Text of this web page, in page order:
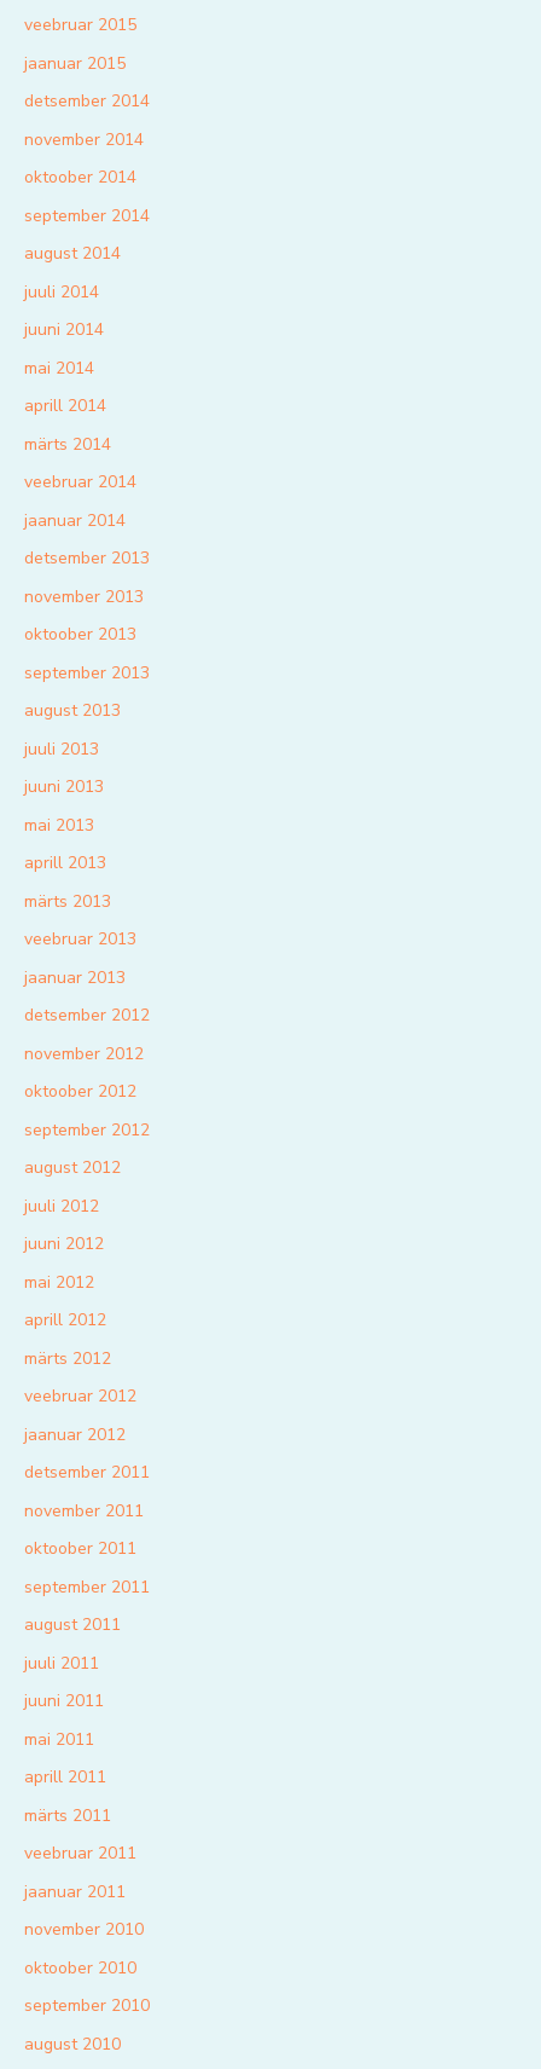
veebruar 2015
jaanuar 2015
detsember 2014
november 2014
oktoober 2014
september 2014
august 2014
juuli 2014
juuni 2014
mai 2014
aprill 2014
märts 2014
veebruar 2014
jaanuar 2014
detsember 2013
november 2013
oktoober 2013
september 2013
august 2013
juuli 2013
juuni 2013
mai 2013
aprill 2013
märts 2013
veebruar 2013
jaanuar 2013
detsember 2012
november 2012
oktoober 2012
september 2012
august 2012
juuli 2012
juuni 2012
mai 2012
aprill 2012
märts 2012
veebruar 2012
jaanuar 2012
detsember 2011
november 2011
oktoober 2011
september 2011
august 2011
juuli 2011
juuni 2011
mai 2011
aprill 2011
märts 2011
veebruar 2011
jaanuar 2011
november 2010
oktoober 2010
september 2010
august 2010